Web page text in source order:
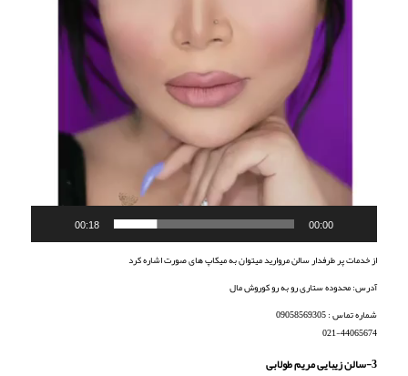
00:00
00:18
از خدمات پر طرفدار سالن مروارید میتوان به میکاپ های صورت اشاره کرد
آدرس: محدوده ستاری رو به رو کوروش مال
شماره تماس : 09058569305
021-44065674
3-سالن زیبایی مریم طولابی